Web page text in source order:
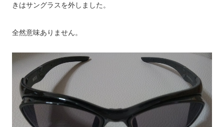
きはサングラスを外しました。
全然意味ありません。